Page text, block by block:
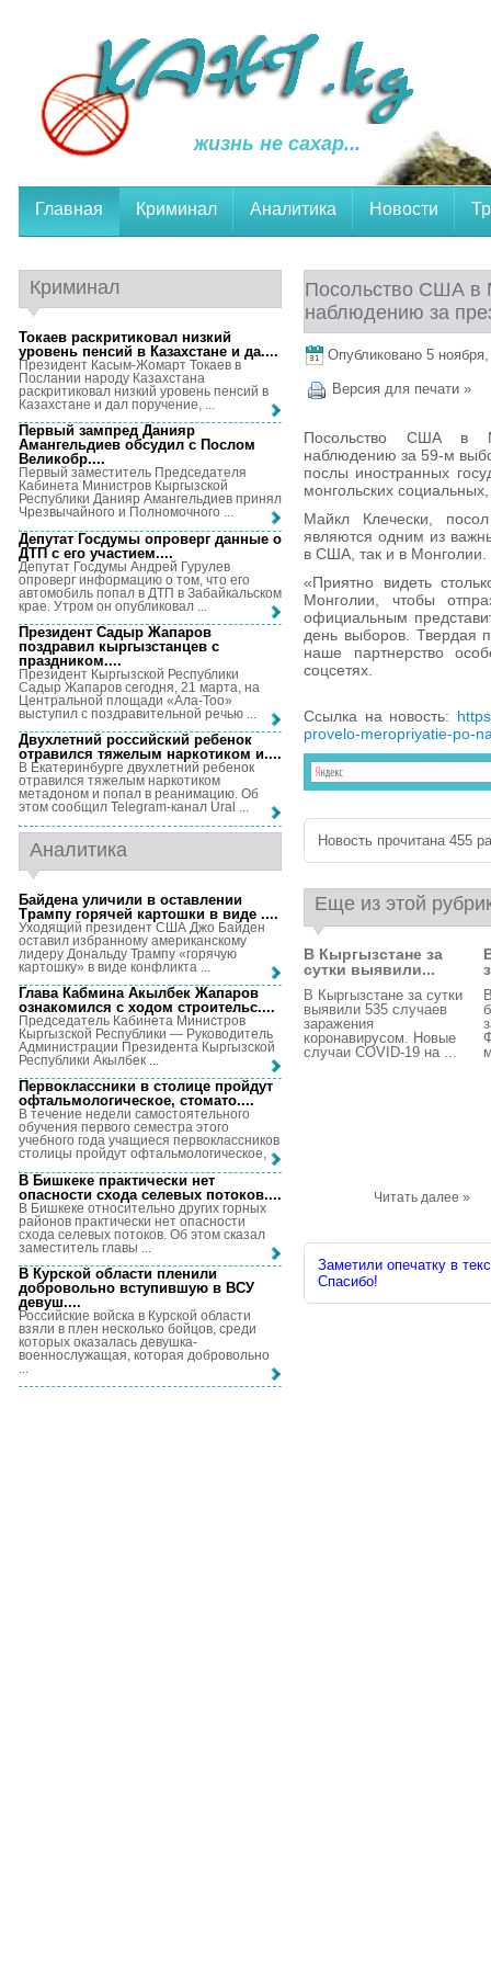
жизнь не сахар...
Главная Криминал Аналитика Новости
Посольство США в
наблюдению за
Опубликовано 5 ноября,
Версия для печати »
Посольство США в
наблюдению за 59-м
послы иностранных
монгольских
Майкл Клечески,
являются одним из
в США, так и в Монголии.
«Приятно видеть
Монголии, чтобы
официальным
день выборов. Твердая
наше партнерство
соцсетях.
Ссылка на новость:
provelo-meropriyatie-po-
Новость прочитана 455
Еще из этой
В Кыргызстане за
сутки выявили...
В Кыргызстане за сутки
выявили 535 случаев
заражения
коронавирусом. Новые
случаи COVID-19 на ...
Читать далее »
Заметили опечатку в
Спасибо!
Криминал
Токаев раскритиковал низкий
уровень пенсий в Казахстане и да....
Президент Касым-Жомарт Токаев в
Послании народу Казахстана
раскритиковал низкий уровень пенсий в
Казахстане и дал поручение, ...
Первый зампред Данияр
Амангельдиев обсудил с Послом
Великобр....
Первый заместитель Председателя
Кабинета Министров Кыргызской
Республики Данияр Амангельдиев принял
Чрезвычайного и Полномочного ...
Депутат Госдумы опроверг данные о
ДТП с его участием....
Депутат Госдумы Андрей Гурулев
опроверг информацию о том, что его
автомобиль попал в ДТП в Забайкальском
крае. Утром он опубликовал ...
Президент Садыр Жапаров
поздравил кыргызстанцев с
праздником....
Президент Кыргызской Республики
Садыр Жапаров сегодня, 21 марта, на
Центральной площади «Ала-Тоо»
выступил с поздравительной речью ...
Двухлетний российский ребенок
отравился тяжелым наркотиком и....
В Екатеринбурге двухлетний ребенок
отравился тяжелым наркотиком
метадоном и попал в реанимацию. Об
этом сообщил Telegram-канал Ural ...
Аналитика
Байдена уличили в оставлении
Трампу горячей картошки в виде ....
Уходящий президент США Джо Байден
оставил избранному американскому
лидеру Дональду Трампу «горячую
картошку» в виде конфликта ...
Глава Кабмина Акылбек Жапаров
ознакомился с ходом строительс....
Председатель Кабинета Министров
Кыргызской Республики — Руководитель
Администрации Президента Кыргызской
Республики Акылбек ...
Первоклассники в столице пройдут
офтальмологическое, стомато....
В течение недели самостоятельного
обучения первого семестра этого
учебного года учащиеся первоклассников
столицы пройдут офтальмологическое, ...
В Бишкеке практически нет
опасности схода селевых потоков....
В Бишкеке относительно других горных
районов практически нет опасности
схода селевых потоков. Об этом сказал
заместитель главы ...
В Курской области пленили
добровольно вступившую в ВСУ
девуш....
Российские войска в Курской области
взяли в плен несколько бойцов, среди
которых оказалась девушка-
военнослужащая, которая добровольно
...